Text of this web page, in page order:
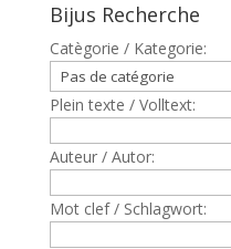
Bijus Recherche
Catègorie / Kategorie:
Plein texte / Volltext:
Auteur / Autor:
Mot clef / Schlagwort: